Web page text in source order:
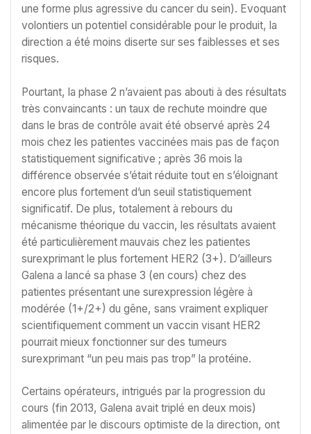
une forme plus agressive du cancer du sein). Evoquant
volontiers un potentiel considérable pour le produit, la
direction a été moins diserte sur ses faiblesses et ses
risques.
Pourtant, la phase 2 n’avaient pas abouti à des résultats
très convaincants : un taux de rechute moindre que
dans le bras de contrôle avait été observé après 24
mois chez les patientes vaccinées mais pas de façon
statistiquement significative ; après 36 mois la
différence observée s’était réduite tout en s’éloignant
encore plus fortement d’un seuil statistiquement
significatif. De plus, totalement à rebours du
mécanisme théorique du vaccin, les résultats avaient
été particulièrement mauvais chez les patientes
surexprimant le plus fortement HER2 (3+). D’ailleurs
Galena a lancé sa phase 3 (en cours) chez des
patientes présentant une surexpression légère à
modérée (1+/2+) du gêne, sans vraiment expliquer
scientifiquement comment un vaccin visant HER2
pourrait mieux fonctionner sur des tumeurs
surexprimant “un peu mais pas trop” la protéine.
Certains opérateurs, intrigués par la progression du
cours (fin 2013, Galena avait triplé en deux mois)
alimentée par le discours optimiste de la direction, ont